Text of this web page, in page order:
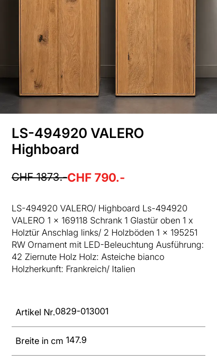
LS-494920 VALERO
Highboard
CHF 1873.-CHF 790.-
LS-494920 VALERO/ Highboard Ls-494920
VALERO 1 x 169118 Schrank 1 Glastür oben 1 x
Holztür Anschlag links/ 2 Holzböden 1 x 195251
RW Ornament mit LED-Beleuchtung Ausführung:
42 Ziernute Holz Holz: Asteiche bianco
Holzherkunft: Frankreich/ Italien
Artikel Nr.0829-013001
Breite in cm 147.9